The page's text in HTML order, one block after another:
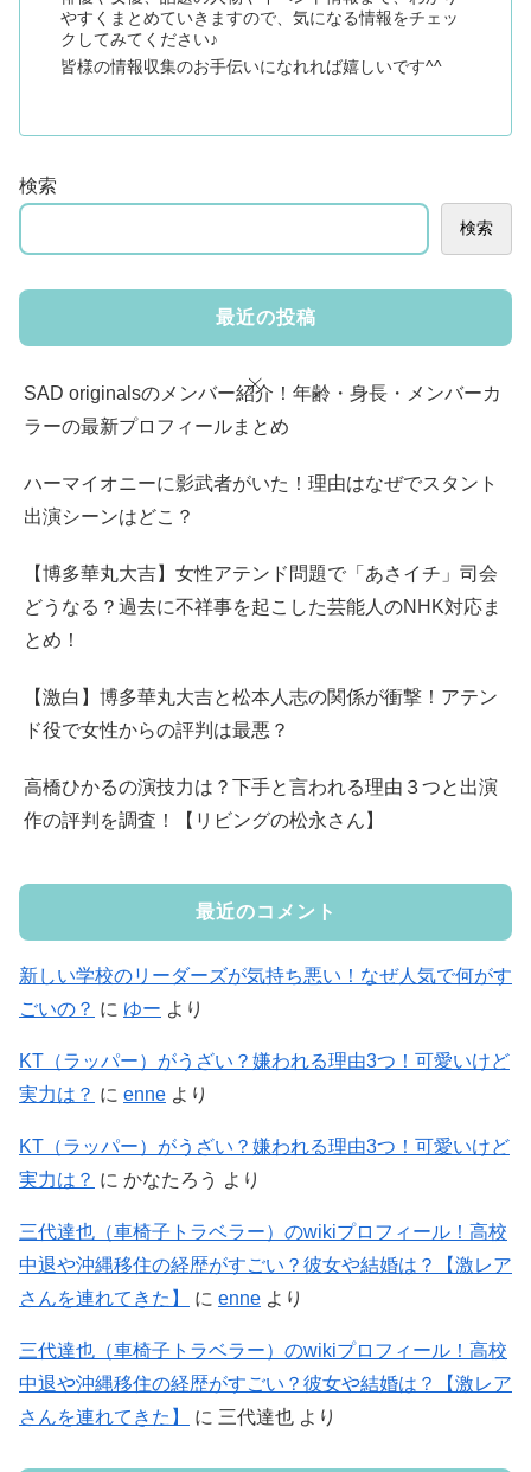
やすくまとめていきますので、気になる情報をチェッ
クしてみてください♪
皆様の情報収集のお手伝いになれれば嬉しいです^^
検索
検索
最近の投稿
SAD originalsのメンバー紹介！年齢・身長・メンバーカ
ラーの最新プロフィールまとめ
ハーマイオニーに影武者がいた！理由はなぜでスタント
出演シーンはどこ？
【博多華丸大吉】女性アテンド問題で「あさイチ」司会
どうなる？過去に不祥事を起こした芸能人のNHK対応ま
とめ！
【激白】博多華丸大吉と松本人志の関係が衝撃！アテン
ド役で女性からの評判は最悪？
高橋ひかるの演技力は？下手と言われる理由３つと出演
作の評判を調査！【リビングの松永さん】
最近のコメント
新しい学校のリーダーズが気持ち悪い！なぜ人気で何がす
ごいの？ に ゆー より
KT（ラッパー）がうざい？嫌われる理由3つ！可愛いけど
実力は？ に enne より
KT（ラッパー）がうざい？嫌われる理由3つ！可愛いけど
実力は？ に かなたろう より
三代達也（車椅子トラベラー）のwikiプロフィール！高校
中退や沖縄移住の経歴がすごい？彼女や結婚は？【激レア
さんを連れてきた】
に enne より
三代達也（車椅子トラベラー）のwikiプロフィール！高校
中退や沖縄移住の経歴がすごい？彼女や結婚は？【激レア
さんを連れてきた】
に 三代達也 より